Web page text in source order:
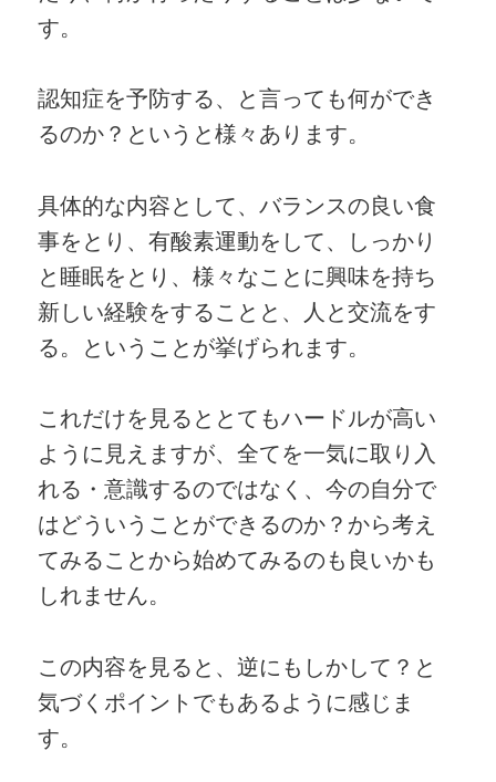
す。
認知症を予防する、と言っても何ができ
るのか？というと様々あります。
具体的な内容として、バランスの良い食
事をとり、有酸素運動をして、しっかり
と睡眠をとり、様々なことに興味を持ち
新しい経験をすることと、人と交流をす
る。ということが挙げられます。
これだけを見るととてもハードルが高い
ように見えますが、全てを一気に取り入
れる・意識するのではなく、今の自分で
はどういうことができるのか？から考え
てみることから始めてみるのも良いかも
しれません。
この内容を見ると、逆にもしかして？と
気づくポイントでもあるように感じま
す。